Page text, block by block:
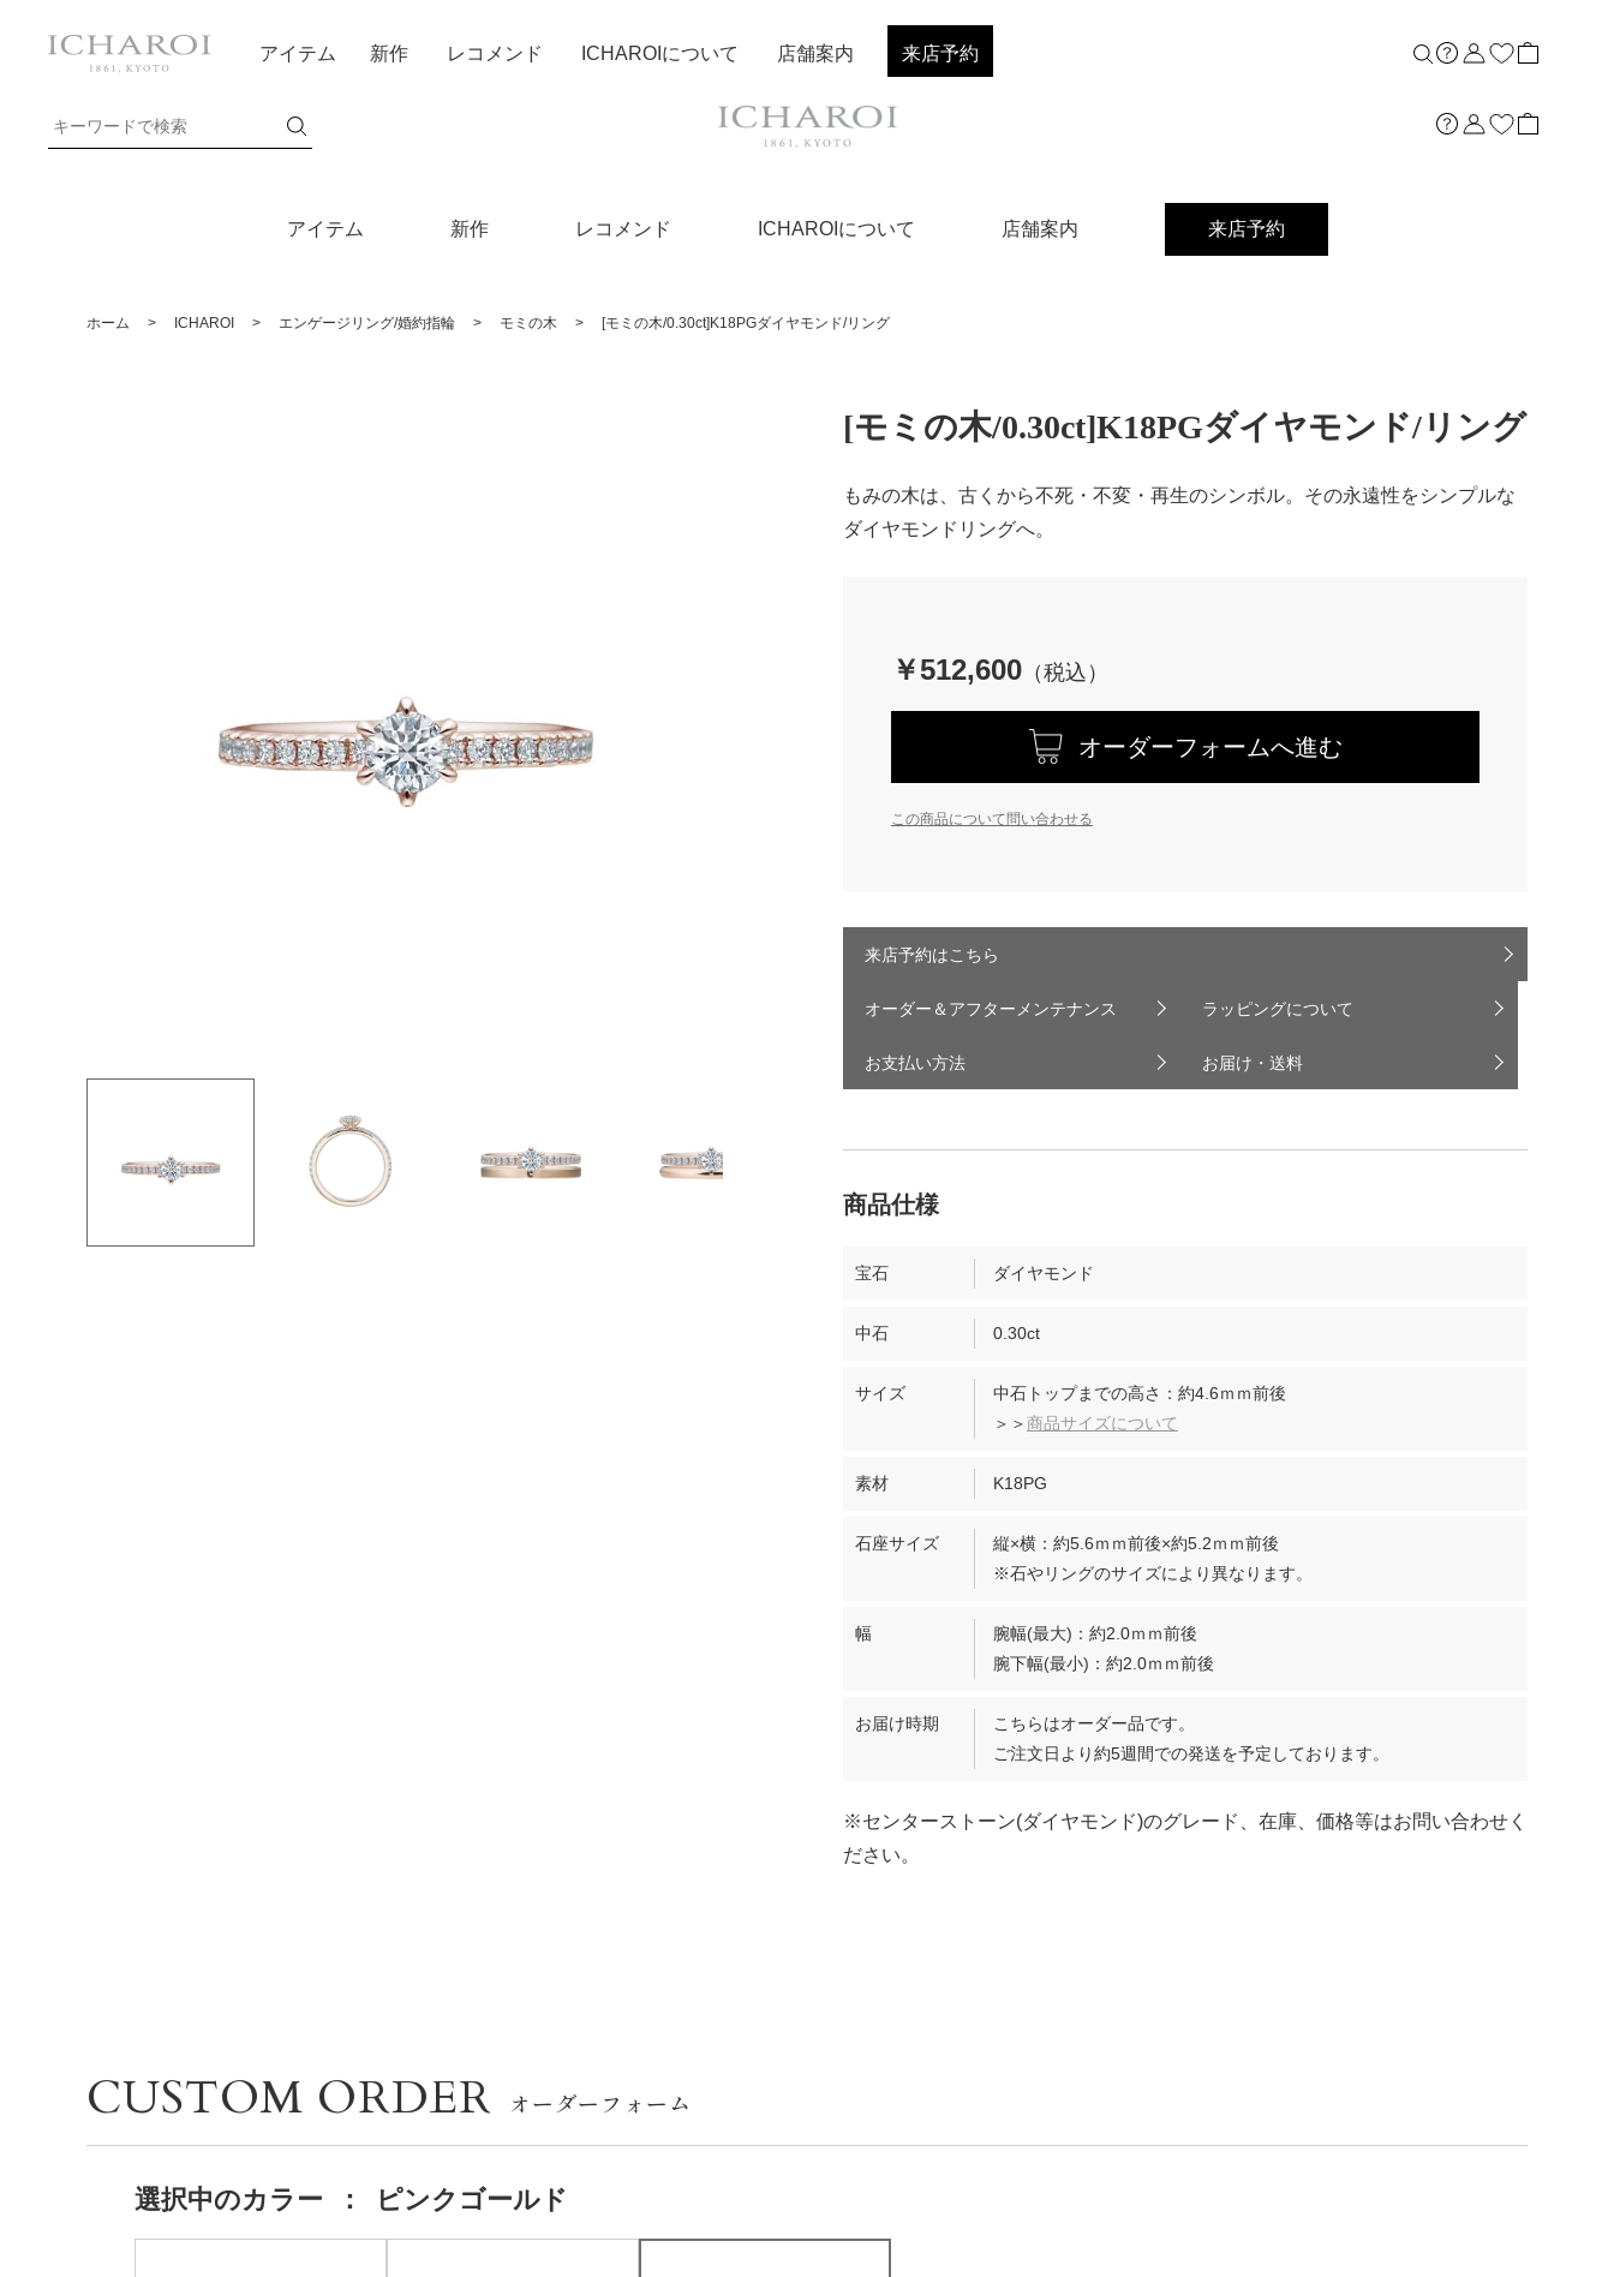
アイテム 新作 レコメンド ICHAROIについて 店舗案内 来店予約
アイテム 新作 レコメンド ICHAROIについて 店舗案内 来店予約
ホーム > ICHAROI > エンゲージリング/婚約指輪 > モミの木 > [モミの木/0.30ct]K18PGダイヤモンド/リング
[モミの木/0.30ct]K18PGダイヤモンド/リング
もみの木は、古くから不死・不変・再生のシンボル。その永遠性をシンプルな
ダイヤモンドリングへ。
￥512,600
オーダーフォームへ進む
この商品について問い合わせる
来店予約はこちら
オーダー＆アフターメンテナンス ラッピングについて
お支払い方法 お届け・送料
宝石 ダイヤモンド
中石 0.30ct
サイズ
中石トップまでの高さ：約4.6ｍｍ前後
＞＞商品サイズについて
素材 K18PG
石座サイズ
縦×横：約5.6ｍｍ前後×約5.2ｍｍ前後
※石やリングのサイズにより異なります。
幅
腕幅(最大)：約2.0ｍｍ前後
腕下幅(最小)：約2.0ｍｍ前後
お届け時期
こちらはオーダー品です。
ご注文日より約5週間での発送を予定しております。
※センターストーン(ダイヤモンド)のグレード、在庫、価格等はお問い合わせく
ださい。
CUSTOM ORDER
選択中のカラー ： ピンクゴールド